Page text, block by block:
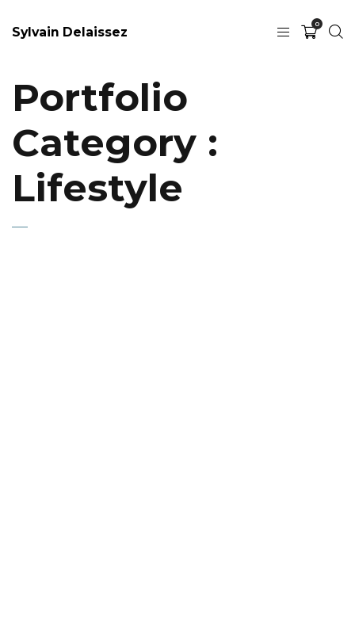
Sylvain Delaissez
0
Portfolio
Category :
Lifestyle